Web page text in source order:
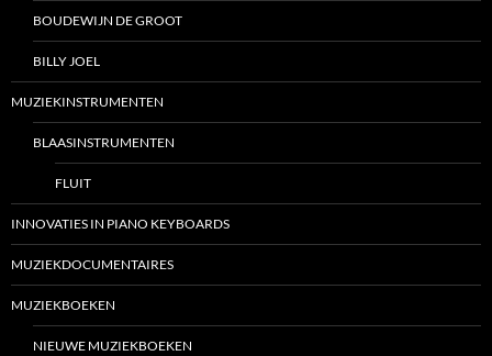
BOUDEWIJN DE GROOT
BILLY JOEL
MUZIEKINSTRUMENTEN
BLAASINSTRUMENTEN
FLUIT
INNOVATIES IN PIANO KEYBOARDS
MUZIEKDOCUMENTAIRES
MUZIEKBOEKEN
NIEUWE MUZIEKBOEKEN